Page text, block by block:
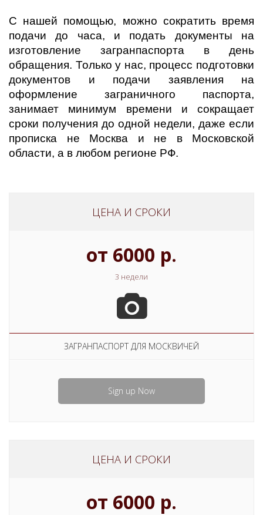
С нашей помощью, можно сократить время
подачи до часа, и подать документы на
изготовление загранпаспорта в день
обращения. Только у нас, процесс подготовки
документов и подачи заявления на
оформление заграничного паспорта,
занимает минимум времени и сокращает
сроки получения до одной недели, даже если
прописка не Москва и не в Московской
области, а в любом регионе РФ.
ЦЕНА И СРОКИ
от 6000 р.
3 недели
ЗАГРАНПАСПОРТ ДЛЯ МОСКВИЧЕЙ
Sign up Now
ЦЕНА И СРОКИ
от 6000 р.